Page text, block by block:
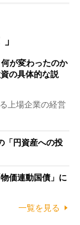
が変わったのか
の具体的な説
上場企業の経営
「円資産への投
価連動国債」に
一覧を見る